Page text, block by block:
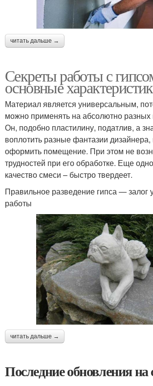
читать дальше →
Секреты работы с
основные
Материал является универсальным,
можно применять на абсолютно разных
Он, подобно пластилину, податлив, а
воплотить разные фантазии дизайнера,
оформить помещение. При этом не
трудностей при его обработке. Еще
качество смеси – быстро твердеет.
Правильное разведение гипса — залог
работы
читать дальше →
Последние обновления на